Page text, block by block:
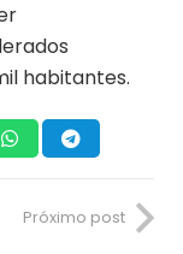
habitantes.
Próximo post